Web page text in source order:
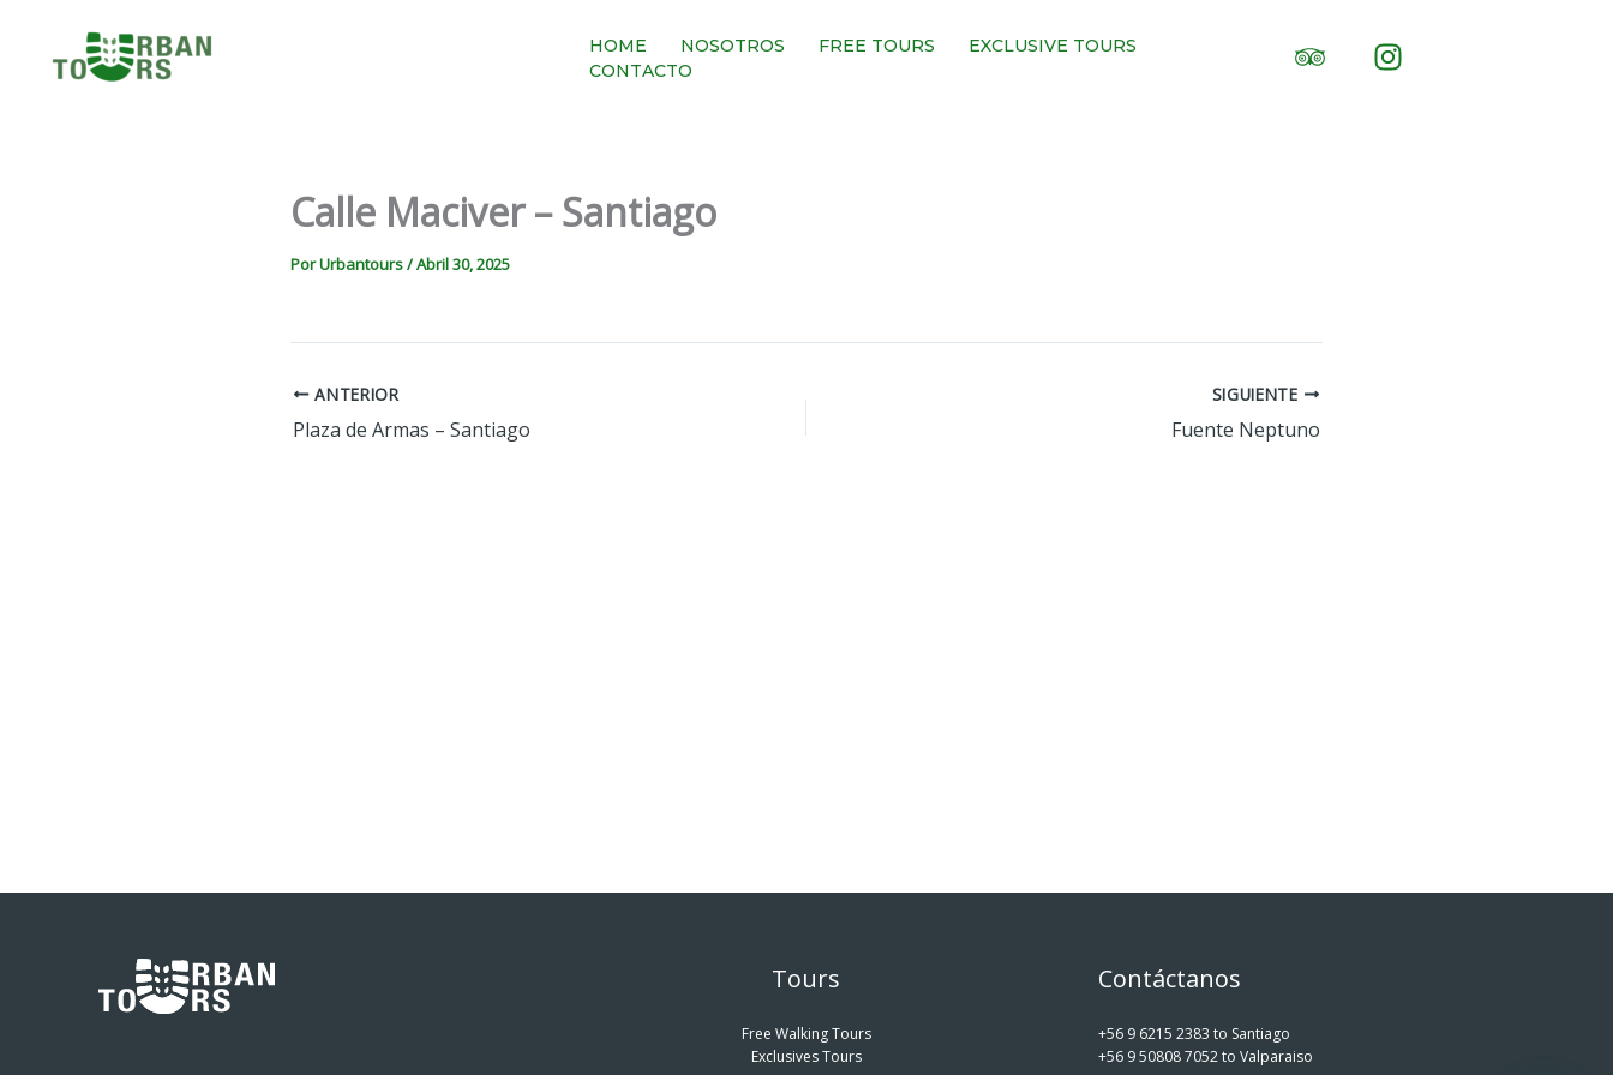
contenido
HOME NOSOTROS FREE TOURS
EXCLUSIVE TOURS
CONTACTO
Calle Maciver – Santiago
PorUrbantours/Abril 30, 2025
ANTERIOR
Plaza de Armas – Santiago
SIGUIENTE
Fuente Neptuno
Tours
Free Walking Tours
Exclusives Tours
Contáctanos
+56 9 6215 2383 to Santiago
+56 9 50808 7052 to Valparaiso